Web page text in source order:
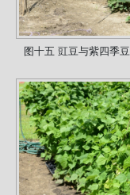
图十五 豇豆与紫四季豆